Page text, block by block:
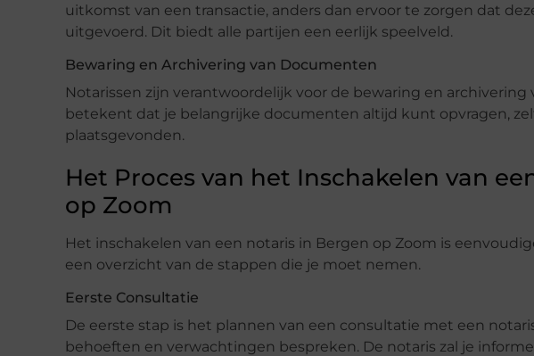
uitkomst van een transactie, anders dan ervoor te zorgen dat
uitgevoerd. Dit biedt alle partijen een eerlijk speelveld.
Bewaring en Archivering van Documenten
Notarissen zijn verantwoordelijk voor de bewaring en
betekent dat je belangrijke documenten altijd kunt opvragen,
plaatsgevonden.
Het Proces van het Inschakelen van
op Zoom
Het inschakelen van een notaris in Bergen op Zoom is
een overzicht van de stappen die je moet nemen.
Eerste Consultatie
De eerste stap is het plannen van een consultatie met een
behoeften en verwachtingen bespreken. De notaris zal je